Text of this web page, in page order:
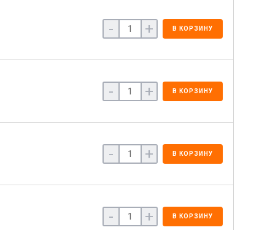
- + В КОРЗИНУ
- + В КОРЗИНУ
- + В КОРЗИНУ
- + В КОРЗИНУ